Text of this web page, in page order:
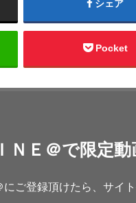
シェア
Pocket
ＮＥ＠で限定動
にご登録頂けたら、サイ